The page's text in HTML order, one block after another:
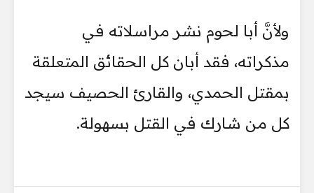
ولأنَّ أبا لحوم نشر مراسلاته في
مذكراته، فقد أبان كل الحقائق المتعلقة
بمقتل الحمدي، والقارئ الحصيف سيجد
كل من شارك في القتل بسهولة.